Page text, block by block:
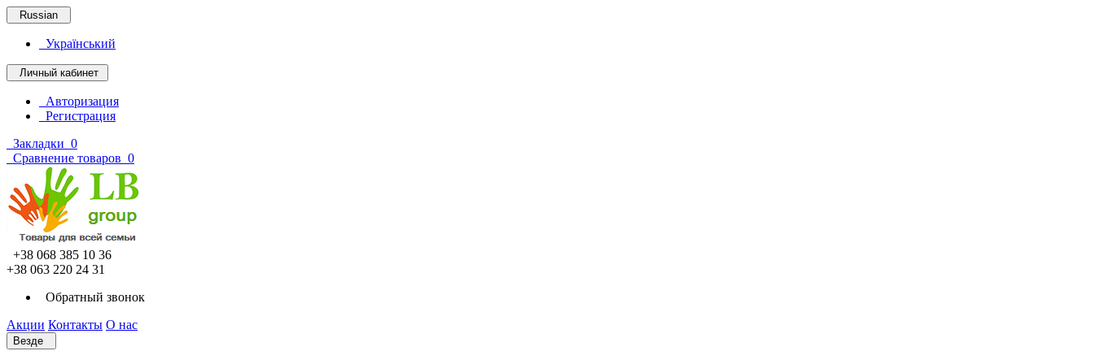
Russian
Український
Личный кабинет
Авторизация
Регистрация
Закладки 0
Сравнение товаров 0
+38 068 385 10 36
+38 063 220 24 31
Обратный звонок
Акции Контакты О нас
Везде